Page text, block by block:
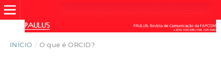
INÍCIO / O que é ORCID?